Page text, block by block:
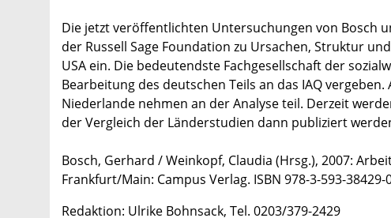
Die jetzt veröffentlichten Untersuchungen von Bosch
der Russell Sage Foundation zu Ursachen, Struktur
USA ein. Die bedeutendste Fachgesellschaft der
Bearbeitung des deutschen Teils an das IAQ
Niederlande nehmen an der Analyse teil. Derzeit
der Vergleich der Länderstudien dann publiziert
Bosch, Gerhard / Weinkopf, Claudia (Hrsg.), 2007:
Frankfurt/Main: Campus Verlag. ISBN 978-3-593-38429-
Redaktion: Ulrike Bohnsack, Tel. 0203/379-2429